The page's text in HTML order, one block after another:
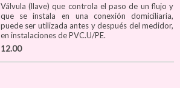
Válvula (llave) que controla el paso de un flujo y
que se instala en una conexión domiciliaria,
puede ser utilizada antes y después del medidor,
en instalaciones de PVC.U/PE.
12.00